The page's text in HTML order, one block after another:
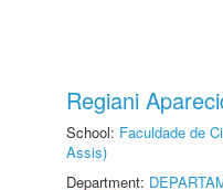
Regiani
School: Faculdade de
Assis)
Department: